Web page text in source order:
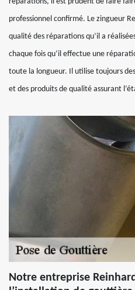
professionnel confirmé. Le zingueur
qualité des réparations qu’il a
chaque fois qu’il effectue une
toute la longueur. Il utilise toujours
et des produits de qualité assurant
Notre entreprise